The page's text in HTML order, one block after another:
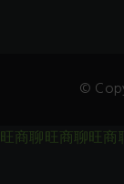
©
旺商聊旺商聊旺商